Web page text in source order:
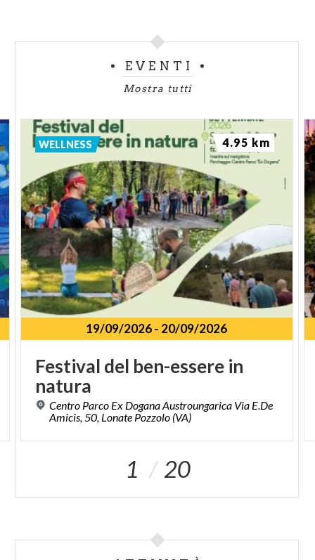
EVENTI
Mostra tutti
19/09/2026- 20/09/2026
Festival del ben-essere in
natura
Centro Parco Ex Dogana Austroungarica Via E.De
Amicis, 50, Lonate Pozzolo (VA)
WELLNESS 4.95 km
1 20